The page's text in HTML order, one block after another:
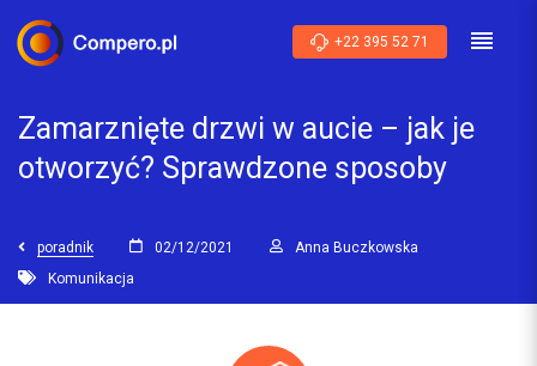
+22 395 52 71
Zamarznięte drzwi w aucie – jak je
otworzyć? Sprawdzone sposoby
poradnik 02/12/2021
Anna Buczkowska
Komunikacja